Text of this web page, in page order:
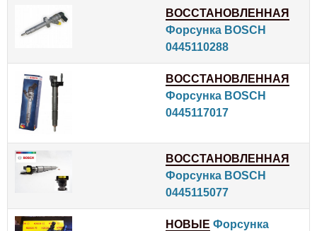
ВОССТАНОВЛЕННАЯ
Форсунка BOSCH
0445110288
ВОССТАНОВЛЕННАЯ
Форсунка BOSCH
0445117017
ВОССТАНОВЛЕННАЯ
Форсунка BOSCH
0445115077
НОВЫЕ Форсунка